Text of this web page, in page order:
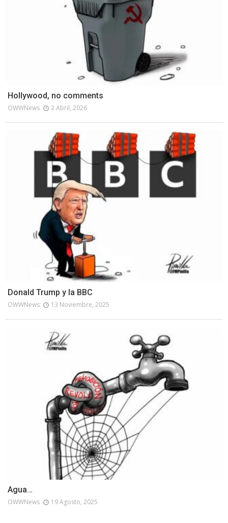
Hollywood, no comments
OWWNews 2 Abril, 2026
Donald Trump y la BBC
OWWNews 13 Noviembre, 2025
Agua…
OWWNews 19 Agosto, 2025